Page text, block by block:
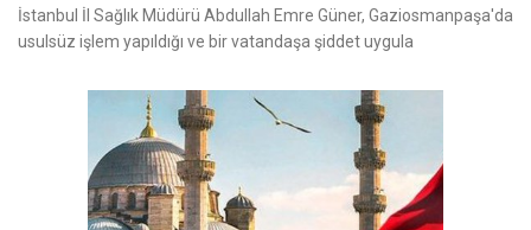
İstanbul İl Sağlık Müdürü Abdullah Emre Güner, Gaziosmanpaşa'da
usulsüz işlem yapıldığı ve bir vatandaşa şiddet uygula